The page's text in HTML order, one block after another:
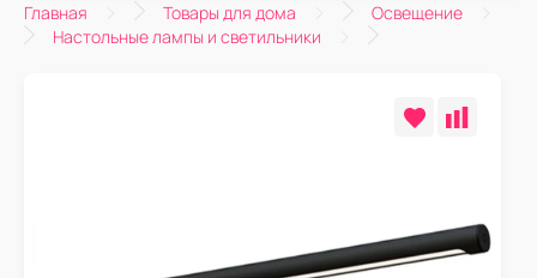
Главная Товары для дома
Освещение
Настольные лампы и светильники